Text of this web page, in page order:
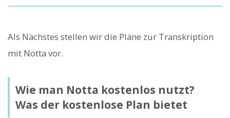
Als Nächstes stellen wir die Pläne zur Transkription
mit Notta vor.
Wie man Notta kostenlos nutzt?
Was der kostenlose Plan bietet